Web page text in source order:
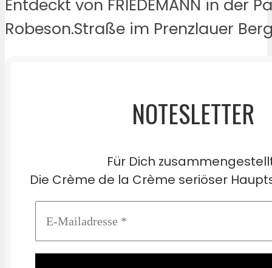
Entdeckt von FRIEDEMANN in der
Robeson.Straße im Prenzlauer
NOTESLETTER
Für Dich
Die Crème de la Crème seriöser